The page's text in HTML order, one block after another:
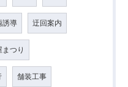
誘導 迂回案内
つり
舗装工事